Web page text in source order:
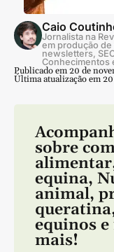
Caio
Jornalista na
em produção
newsletters,
Conhecimentos
Publicado em 20 de
Última atualização em
sobre
alimentar
equina,
animal,
queratina
equinos
mais!